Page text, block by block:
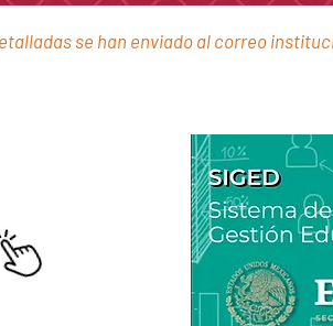
se han enviado al correo